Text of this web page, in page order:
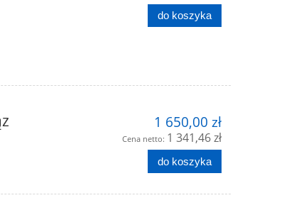
do koszyka
1 650,00 zł
Cena netto: 1 341,46 zł
do koszyka